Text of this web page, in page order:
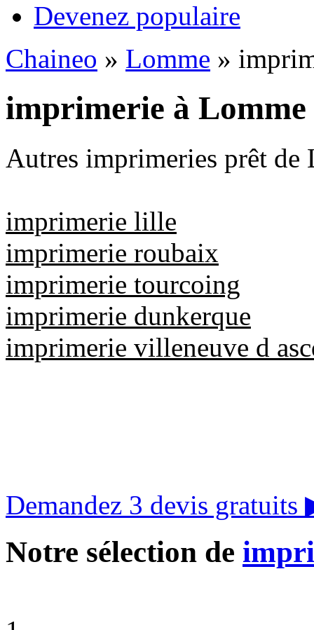
Devenez populaire
Chaineo » Lomme »
imprimerie à Lomme
Autres imprimeries prêt de
imprimerie lille
imprimerie roubaix
imprimerie tourcoing
imprimerie dunkerque
imprimerie villeneuve d
Demandez 3 devis gratuits
Notre sélection de